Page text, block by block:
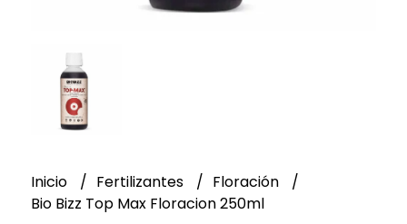
Inicio Fertilizantes
Floración
Bio Bizz Top Max Floracion 250ml